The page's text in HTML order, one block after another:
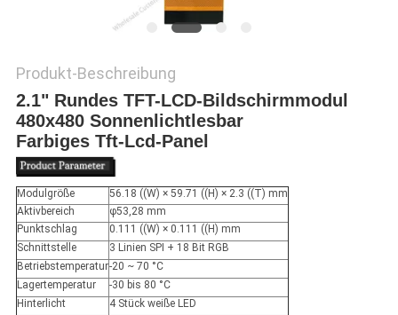
Produkt-Beschreibung
2.1" Rundes TFT-LCD-Bildschirmmodul
480x480 Sonnenlichtlesbar
Farbiges Tft-Lcd-Panel
Modulgröße
56.18 ((W) × 59.71 ((H) × 2.3 ((T) mm
Aktivbereich
φ53,28 mm
Punktschlag
0.111 ((W) × 0.111 ((H) mm
Schnittstelle
3 Linien SPI + 18 Bit RGB
Betriebstemperatur-20 ~ 70 °C
Lagertemperatur
-30 bis 80 °C
Hinterlicht
4 Stück weiße LED